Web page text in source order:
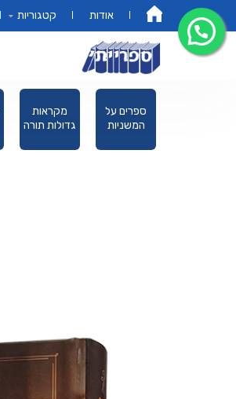
אודות קטגוריות
מקראות
גדולות תורה
ספרים על
המשניות